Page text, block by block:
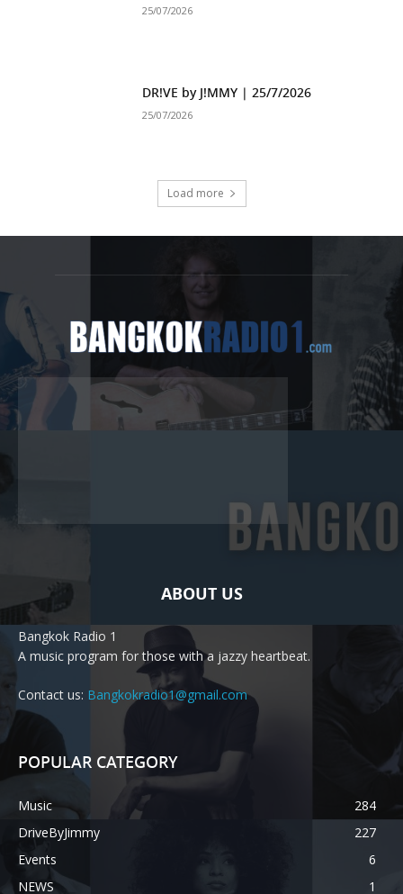
25/07/2026
DR!VE by J!MMY | 25/7/2026
25/07/2026
Load more
ABOUT US
Bangkok Radio 1
A music program for those with a jazzy heartbeat.
Contact us: Bangkokradio1@gmail.com
POPULAR CATEGORY
Music
284
DriveByJimmy
227
Events
6
NEWS
1